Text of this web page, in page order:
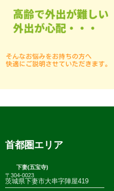
首都圏エリア
下妻(五宝寺)
〒304-0023
茨城県下妻市大串字陣屋419